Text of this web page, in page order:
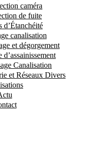
caméra
de fuite
d’Étanchéité
canalisation
et dégorgement
d’assainissement
Canalisation
et Réseaux Divers